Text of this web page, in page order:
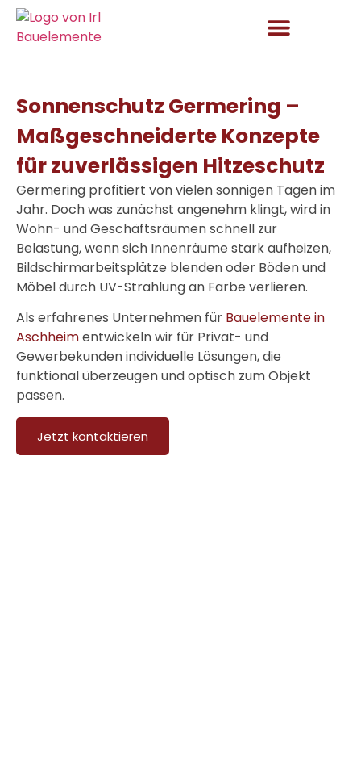
Sonnenschutz Germering –
Maßgeschneiderte Konzepte
für zuverlässigen Hitzeschutz
Germering profitiert von vielen sonnigen Tagen im
Jahr. Doch was zunächst angenehm klingt, wird in
Wohn- und Geschäftsräumen schnell zur
Belastung, wenn sich Innenräume stark aufheizen,
Bildschirmarbeitsplätze blenden oder Böden und
Möbel durch UV-Strahlung an Farbe verlieren.
Als erfahrenes Unternehmen für Bauelemente in
Aschheimentwickeln wir für Privat- und
Gewerbekunden individuelle Lösungen, die
funktional überzeugen und optisch zum Objekt
passen.
Jetzt kontaktieren